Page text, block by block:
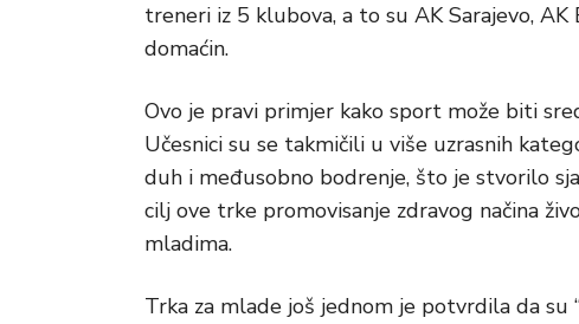
treneri iz 5 klubova, a to su AK Sarajevo, AK
domaćin.
Ovo je pravi primjer kako sport može biti
Učesnici su se takmičili u više uzrasnih
duh i međusobno bodrenje, što je stvorilo
cilj ove trke promovisanje zdravog načina
mladima.
Trka za mlade još jednom je potvrdila da su